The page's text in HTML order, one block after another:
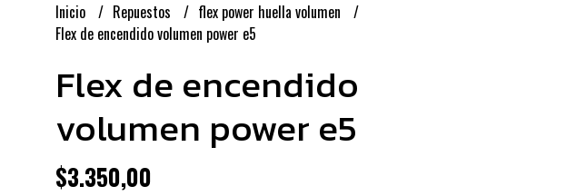
Inicio Repuestos
flex power huella volumen
Flex de encendido volumen power e5
Flex de encendido
volumen power e5
$3.350,00